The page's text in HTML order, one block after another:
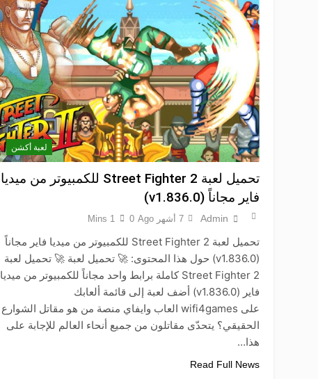
لعبة أكشن
تحميل لعبة Street Fighter 2 للكمبيوتر من ميديا
فاير مجاناً (v1.836.0)
Admin 7 أشهر Ago 0
1 Mins
تحميل لعبة Street Fighter 2 للكمبيوتر من ميديا فاير مجاناً
(v1.836.0) حول هذا المحتوى: 🚀 تحميل لعبة 🚀 تحميل لعبة
Street Fighter 2 كاملة برابط واحد مجاناً للكمبيوتر من ميديا
فاير (v1.836.0) أضف لعبة إلى قائمة ألعابك
على wifi4games العاب وايفاي منصة من هو مقاتل الشوارع
الحقيقي؟ يتحدّى مقاتلون من جميع أنحاء العالم للإجابة على
هذا…
Read Full News